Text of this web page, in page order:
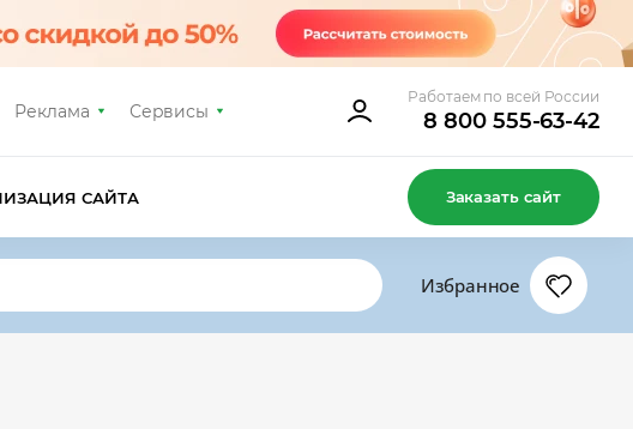
Реклама Сервисы
Работаем по всей России
8 800 555-63-42
САЙТА Заказать сайт
Избранное